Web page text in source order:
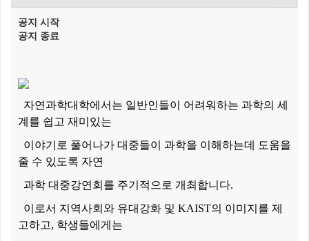
t
공지 시작
공지 종료
자연과학대학에서는 일반인들이 어려워하는 과학의 세
계를 쉽고 재미있는
이야기로 풀어나가 대중들이 과학을 이해하는데 도움을
줄 수 있도록 자연
과학 대중강연회를 주기적으로 개최합니다.
이로서 지역사회와 유대강화 및 KAIST의 이미지를 제
고하고, 학생들에게는